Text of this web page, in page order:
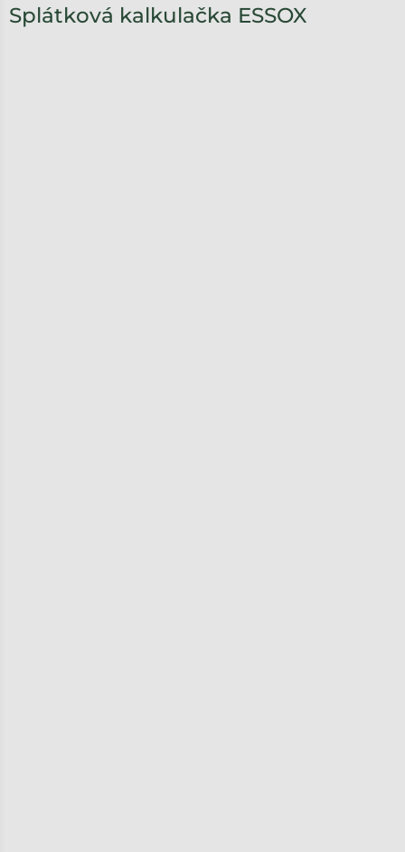
Splátková kalkulačka ESSOX